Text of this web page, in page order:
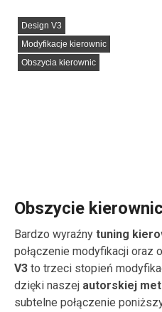
Design V3
Modyfikacje kierownic
Obszycia kierownic
Obszycie
Bardzo wyraźny tuning
połączenie modyfikacji oraz
V3 to trzeci stopień
dzięki naszej autorskiej
subtelne połączenie